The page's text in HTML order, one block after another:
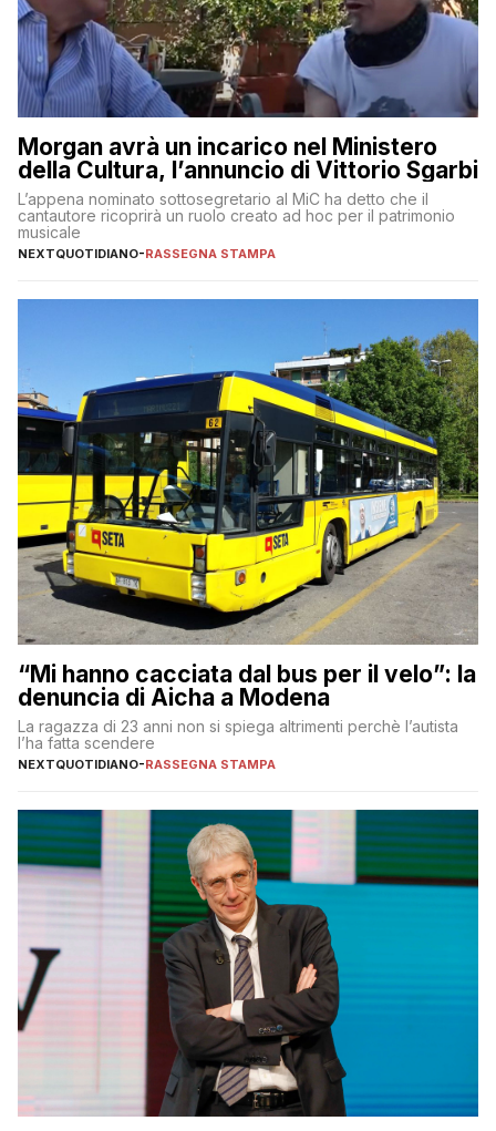
Morgan avrà un incarico nel Ministero
della Cultura, l’annuncio di Vittorio Sgarbi
L’appena nominato sottosegretario al MiC ha detto che il
cantautore ricoprirà un ruolo creato ad hoc per il patrimonio
musicale
NEXTQUOTIDIANO-RASSEGNA STAMPA
“Mi hanno cacciata dal bus per il velo”: la
denuncia di Aicha a Modena
La ragazza di 23 anni non si spiega altrimenti perchè l’autista
l’ha fatta scendere
NEXTQUOTIDIANO-RASSEGNA STAMPA